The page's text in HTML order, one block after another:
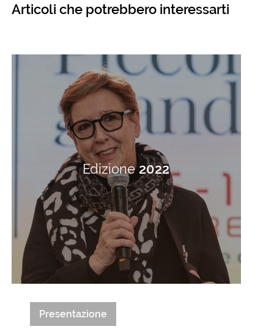
Articoli che potrebbero interessarti
Edizione2022
Presentazione